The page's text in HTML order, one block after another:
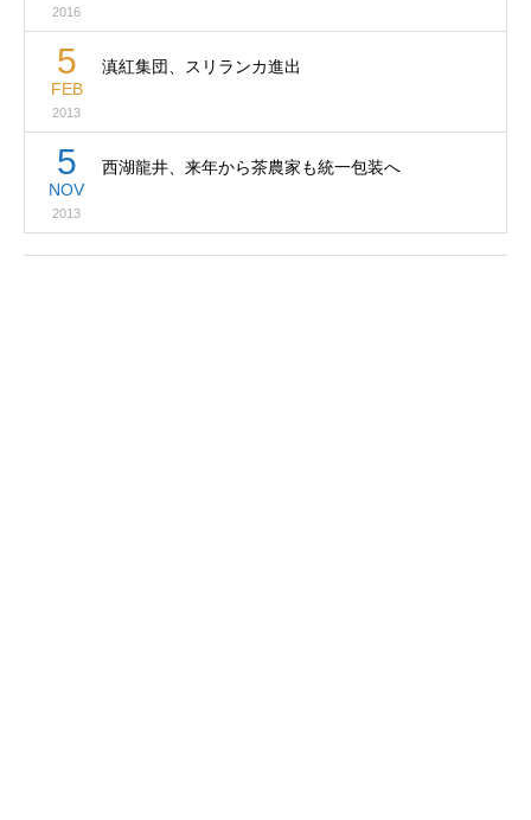
2016
5
FEB
2013
滇紅集団、スリランカ進出
5
NOV
2013
西湖龍井、来年から茶農家も統一包装へ